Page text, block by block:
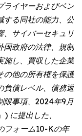
ライヤーおよびベン
する同社の能力、公
、サイバーセキュリ
国政府の法律、規制
施し、買収した企業
の他の所有権を保護
負債レベル、債務返
限事項、2024年9月
に提出した、
フォーム10-Kの年